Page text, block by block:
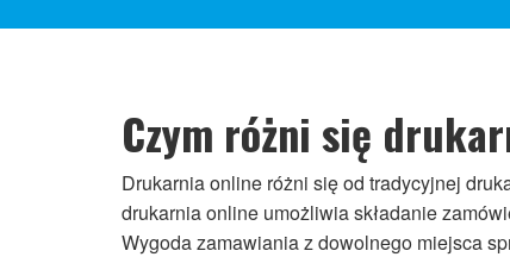
Czym różni się
Drukarnia online różni się od tradycyjnej
drukarnia online umożliwia składanie
Wygoda zamawiania z dowolnego miejsca